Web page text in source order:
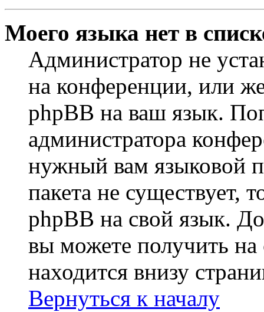
Моего языка нет в
Администратор не
на конференции, или
phpBB на ваш язык.
администратора
нужный вам языковой
пакета не существует,
phpBB на свой язык.
вы можете получить на
находится внизу
Вернуться к началу